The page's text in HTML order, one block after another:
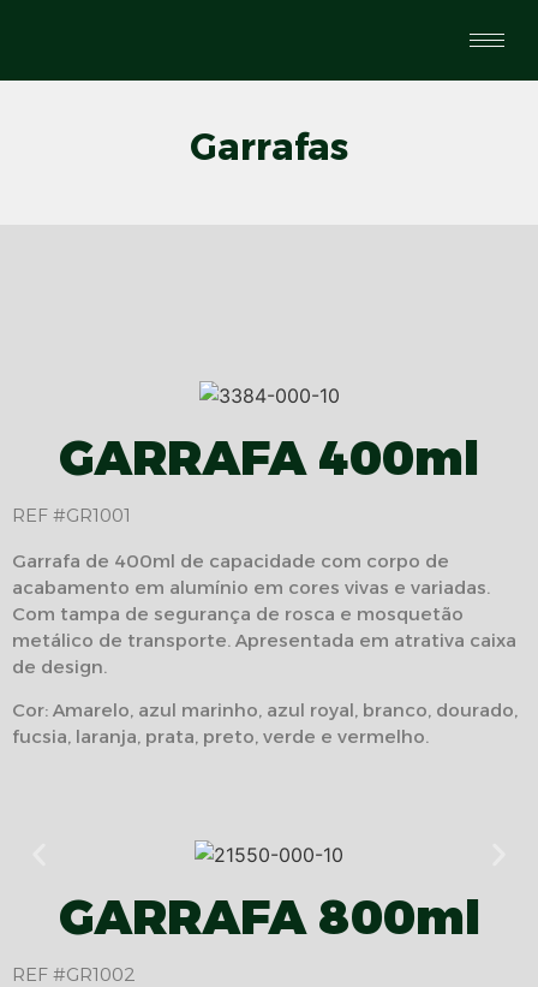
Garrafas
GARRAFA 400ml
REF #GR1001
Garrafa de 400ml de capacidade com corpo de
acabamento em alumínio em cores vivas e variadas.
Com tampa de segurança de rosca e mosquetão
metálico de transporte. Apresentada em atrativa caixa
de design.
Cor: Amarelo, azul marinho, azul royal, branco, dourado,
fucsia, laranja, prata, preto, verde e vermelho.
GARRAFA 800ml
REF #GR1002